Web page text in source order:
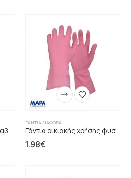
Γάντια νεοπρενίου με βαμαβακερή αντιμικροβιακή επένδυση
ΓΆΝΤΙΑ ΔΙΆΦΟΡΑ
Γάντια οικιακής χρήσης φυσικό ελαστικό επένδυση
1.98€